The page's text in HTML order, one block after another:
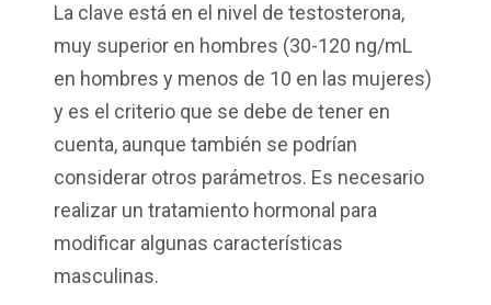
La clave está en el nivel de testosterona,
muy superior en hombres (30-120 ng/mL
en hombres y menos de 10 en las mujeres)
y es el criterio que se debe de tener en
cuenta, aunque también se podrían
considerar otros parámetros. Es necesario
realizar un tratamiento hormonal para
modificar algunas características
masculinas.